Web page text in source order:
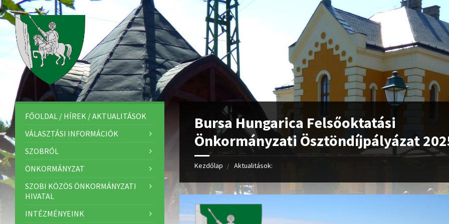
Bursa Hungarica Felsőoktatási
Önkormányzati Ösztöndíjpályázat
Kezdőlap Aktualitások:
FŐOLDAL / HÍREK / AKTUALITÁSOK
VÁLASZTÁSI INFORMÁCIÓK
SZOBRÓL
ÖNKORMÁNYZAT
SZOBI KÖZÖS ÖNKORMÁNYZATI
HIVATAL
INTÉZMÉNYEINK